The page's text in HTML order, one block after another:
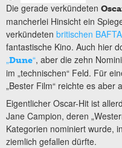
Die gerade verkündeten
mancherlei Hinsicht ein
verkündeten britischen
fantastische Kino. Auch hier
„Dune“, aber die zehn
im „technischen“ Feld. Für
„Bester Film“ reichte es aber
Eigentlicher Oscar-Hit ist
Jane Campion, deren
Kategorien nominiert wurde,
ziemlich gefallen dürfte.